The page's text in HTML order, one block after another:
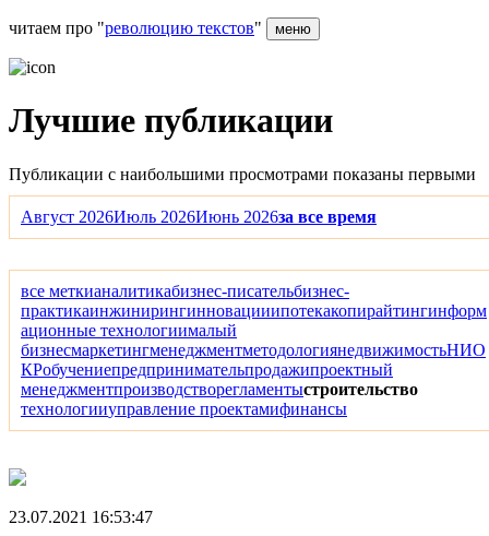
читаем про "революцию текстов" меню
Лучшие публикации
Публикации с наибольшими просмотрами показаны первыми
Август 2026Июль 2026Июнь 2026за все время
все меткианалитикабизнес-писательбизнес-
практикаинжинирингинновацииипотекакопирайтингинформ
ационные технологиималый
бизнесмаркетингменеджментметодологиянедвижимостьНИО
КРобучениепредпринимательпродажипроектный
менеджментпроизводстворегламентыстроительство
технологииуправление проектамифинансы
23.07.2021 16:53:47